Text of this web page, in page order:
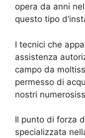
opera da anni
questo tipo
I tecnici che
assistenza
campo da
permesso di
nostri
Il punto di forza
specializzata